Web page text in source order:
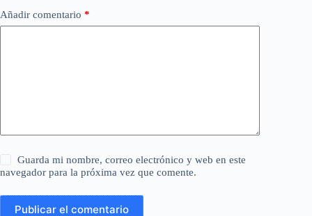
Añadir comentario *
Guarda mi nombre, correo electrónico y web en este
navegador para la próxima vez que comente.
Publicar el comentario